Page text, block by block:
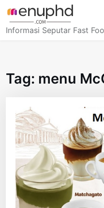
content
Informasi Seputar Fast
Tag: menu